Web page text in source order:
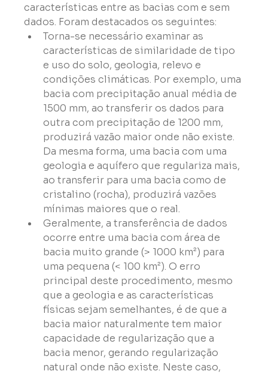
características entre as bacias com e sem
dados. Foram destacados os seguintes:
Torna-se necessário examinar as
características de similaridade de tipo
e uso do solo, geologia, relevo e
condições climáticas. Por exemplo, uma
bacia com precipitação anual média de
1500 mm, ao transferir os dados para
outra com precipitação de 1200 mm,
produzirá vazão maior onde não existe.
Da mesma forma, uma bacia com uma
geologia e aquífero que regulariza mais,
ao transferir para uma bacia como de
cristalino (rocha), produzirá vazões
mínimas maiores que o real.
Geralmente, a transferência de dados
ocorre entre uma bacia com área de
bacia muito grande (> 1000 km²) para
uma pequena (< 100 km²). O erro
principal deste procedimento, mesmo
que a geologia e as características
físicas sejam semelhantes, é de que a
bacia maior naturalmente tem maior
capacidade de regularização que a
bacia menor, gerando regularização
natural onde não existe. Neste caso,